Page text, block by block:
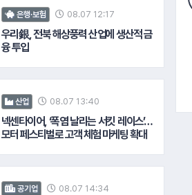
은행·보험 08.07 12:17
우리銀, 전북 해상풍력 산업에 생산적 금
융 투입
산업 08.07 13:40
넥센타이어, ‘폭염 날리는 서킷 레이스’…
모터 페스티벌로 고객 체험 마케팅 확대
공기업 08.07 14:34